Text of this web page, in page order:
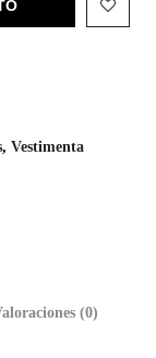
, Vestimenta
(0)